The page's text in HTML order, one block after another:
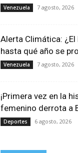
Venezuela 7 agosto, 2026
Alerta Climática: ¿El
hasta qué año se
Venezuela 7 agosto, 2026
¡Primera vez en la
femenino derrota a
Deportes 6 agosto, 2026